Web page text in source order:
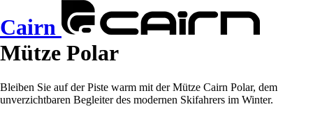
Cairn
Mütze Polar
Bleiben Sie auf der Piste warm mit der Mütze Cairn Polar, dem
unverzichtbaren Begleiter des modernen Skifahrers im Winter.